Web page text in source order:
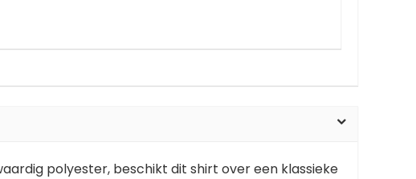
polyester, beschikt dit shirt over een klassieke